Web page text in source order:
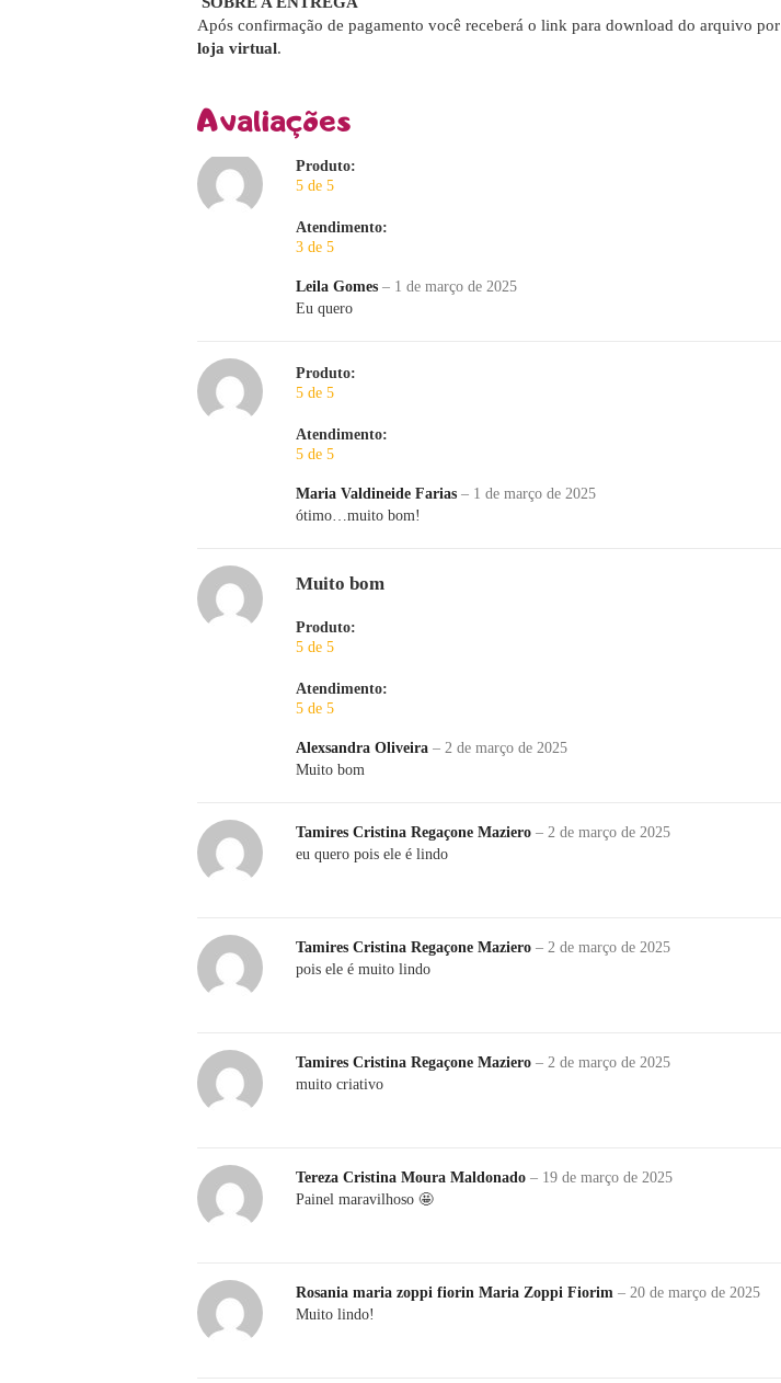
Após confirmação de pagamento você receberá o link para download do arquivo por
loja virtual.
Avaliações
Produto:
5 de 5
Atendimento:
3 de 5
Leila Gomes – 1 de março de 2025
Eu quero
Produto:
5 de 5
Atendimento:
5 de 5
Maria Valdineide Farias – 1 de março de 2025
ótimo…muito bom!
Muito bom
Produto:
5 de 5
Atendimento:
5 de 5
Alexsandra Oliveira – 2 de março de 2025
Muito bom
Tamires Cristina Regaçone Maziero – 2 de março de 2025
eu quero pois ele é lindo
Tamires Cristina Regaçone Maziero – 2 de março de 2025
pois ele é muito lindo
Tamires Cristina Regaçone Maziero – 2 de março de 2025
muito criativo
Tereza Cristina Moura Maldonado – 19 de março de 2025
Painel maravilhoso 🤩
Rosania maria zoppi fiorin Maria Zoppi Fiorim – 20 de março de 2025
Muito lindo!